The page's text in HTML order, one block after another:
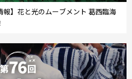
報】花と光のムーブメント 葛西臨海